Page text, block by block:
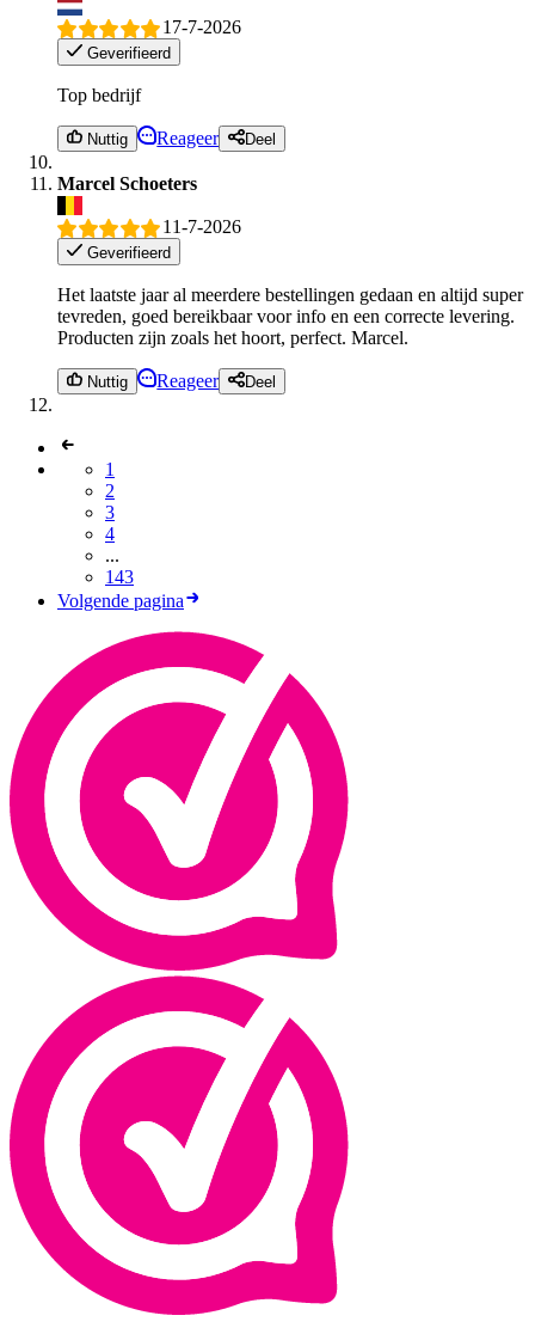
17-7-2026
Geverifieerd
Top bedrijf
Nuttig Reageer Deel
Marcel Schoeters
11-7-2026
Geverifieerd
Het laatste jaar al meerdere bestellingen gedaan en altijd super
tevreden, goed bereikbaar voor info en een correcte levering.
Producten zijn zoals het hoort, perfect. Marcel.
Nuttig Reageer Deel
1
2
3
4
...
143
Volgende pagina